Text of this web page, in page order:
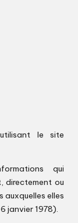
le site
qui
directement ou
auxquelles elles
janvier 1978).